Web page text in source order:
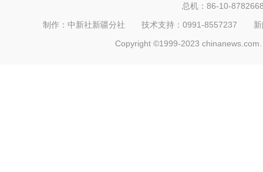
总机：86-10-
制作：中新社新疆分社 技术支持：0991-8557237
Copyright ©1999-2023